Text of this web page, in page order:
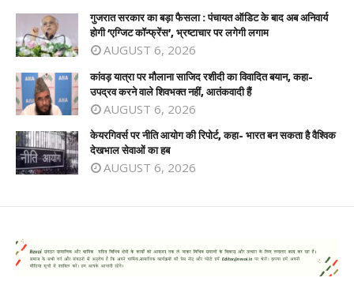
गुजरात सरकार का बड़ा फैसला : पंचायत ऑडिट के बाद अब अनिवार्य
होगी ‘एग्जिट कॉन्फ्रेंस’, भ्रष्टाचार पर लगेगी लगाम
AUGUST 6, 2026
कांवड़ यात्रा पर मौलाना साजिद रशीदी का विवादित बयान, कहा-
उपद्रव करने वाले शिवभक्त नहीं, आतंकवादी हैं
AUGUST 6, 2026
केयरगिवर्स पर नीति आयोग की रिपोर्ट, कहा- भारत बन सकता है वैश्विक
देखभाल सेवाओं का हब
AUGUST 6, 2026